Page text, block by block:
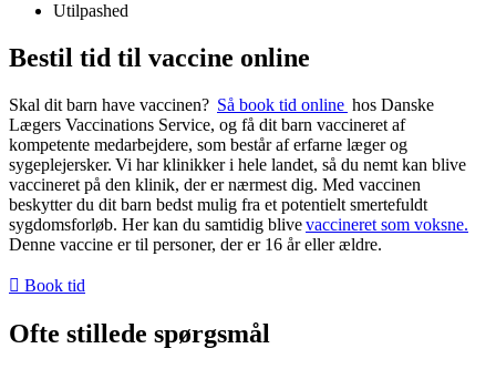
Utilpashed
Bestil tid til vaccine online
Skal dit barn have vaccinen? Så book tid online hos Danske
Lægers Vaccinations Service, og få dit barn vaccineret af
kompetente medarbejdere, som består af erfarne læger og
sygeplejersker. Vi har klinikker i hele landet, så du nemt kan blive
vaccineret på den klinik, der er nærmest dig. Med vaccinen
beskytter du dit barn bedst mulig fra et potentielt smertefuldt
sygdomsforløb. Her kan du samtidig blivevaccineret som voksne.
Denne vaccine er til personer, der er 16 år eller ældre.
Book tid
Ofte stillede spørgsmål